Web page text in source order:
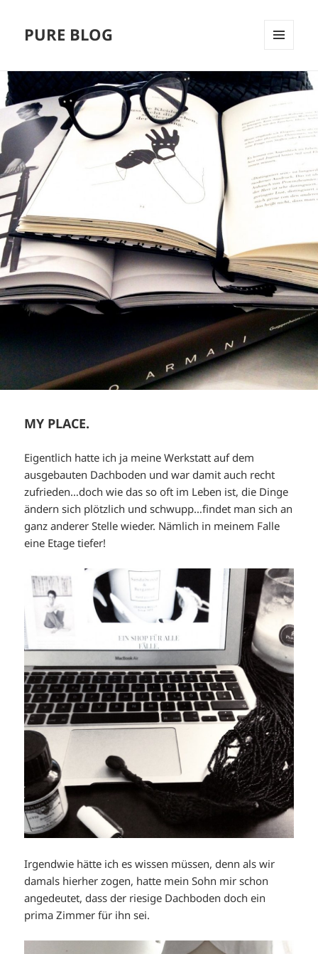
PURE BLOG
UND
WIDGETS
MY PLACE.
Eigentlich hatte ich ja meine Werkstatt auf dem
ausgebauten Dachboden und war damit auch recht
zufrieden…doch wie das so oft im Leben ist, die Dinge
ändern sich plötzlich und schwupp…findet man sich an
ganz anderer Stelle wieder. Nämlich in meinem Falle
eine Etage tiefer!
Irgendwie hätte ich es wissen müssen, denn als wir
damals hierher zogen, hatte mein Sohn mir schon
angedeutet, dass der riesige Dachboden doch ein
prima Zimmer für ihn sei.